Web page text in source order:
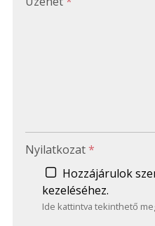
Nyilatkozat*
Hozzájárulok
kezeléséhez.
Ide kattintva tekinthető